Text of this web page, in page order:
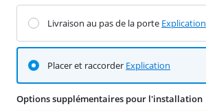
Livraison au pas de la porte Explication
Placer et raccorder Explication
Options supplémentaires pour l'installation